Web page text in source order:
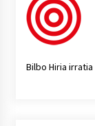
Bilbo Hiria irratia